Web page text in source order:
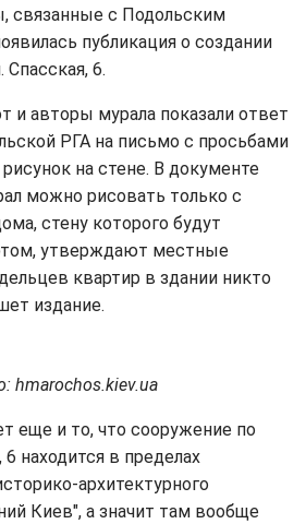
связанные с Подольским
публикация о создании
Спасская, 6.
и авторы мурала показали ответ
РГА на письмо с просьбами
на стене. В документе
можно рисовать только с
стену которого будут
утверждают местные
квартир в здании никто
издание.
hmarochos.kiev.ua
еще и то, что сооружение по
6 находится в пределах
архитектурного
Киев", а значит там вообще